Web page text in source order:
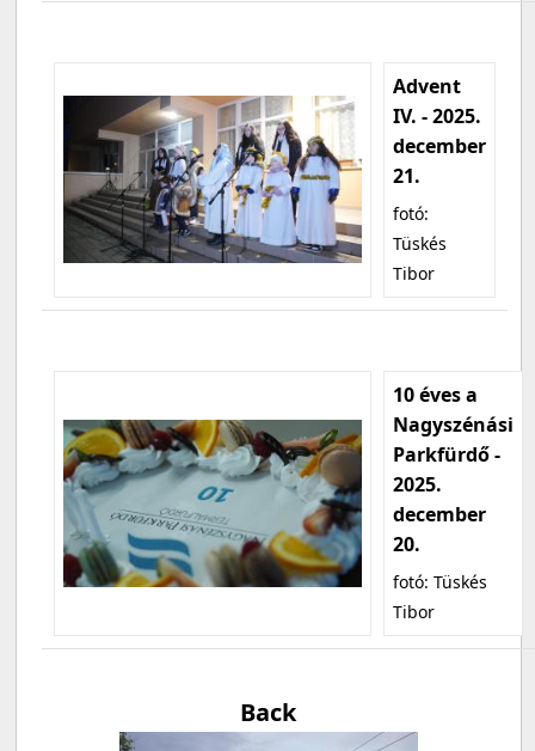
Advent
IV. - 2025.
december
21.
fotó:
Tüskés
Tibor
10 éves a
Nagyszénási
Parkfürdő -
2025.
december
20.
fotó: Tüskés
Tibor
Back